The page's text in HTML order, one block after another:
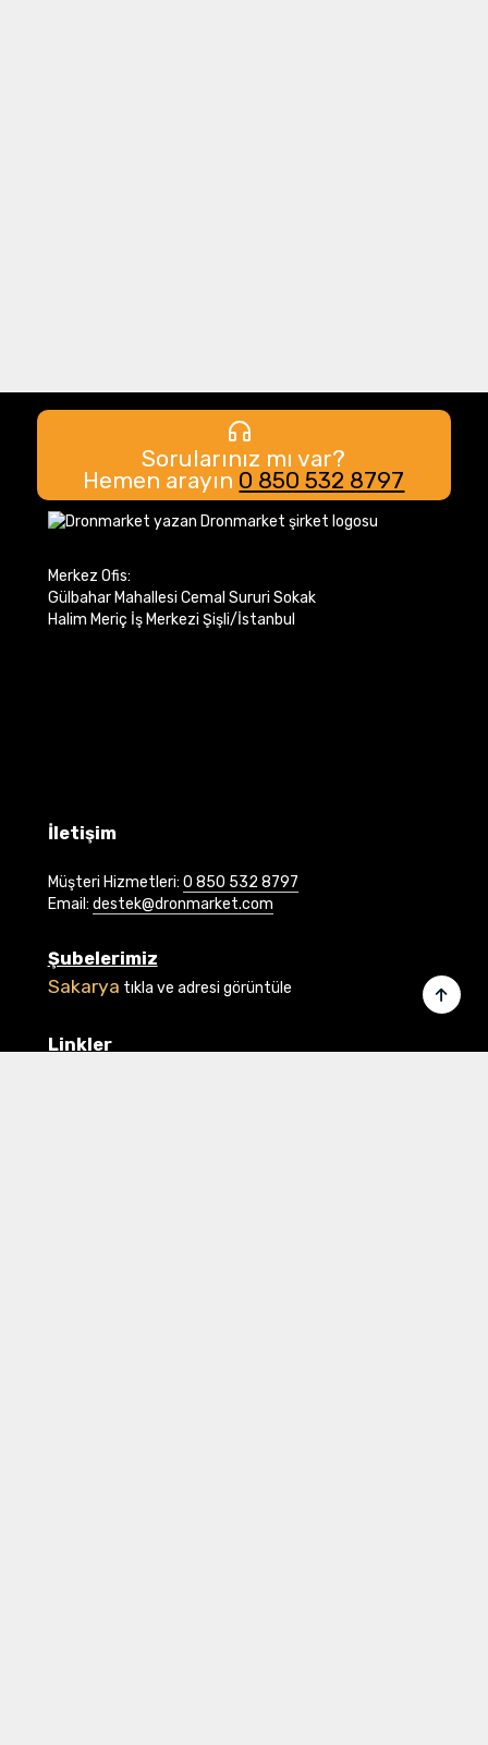
Sorularınız mı var?
Hemen arayın 0 850 532 8797
Merkez Ofis:
Gülbahar Mahallesi Cemal Sururi Sokak
Halim Meriç İş Merkezi Şişli/İstanbul
İletişim
Müşteri Hizmetleri: 0 850 532 8797
Email: destek@dronmarket.com
Şubelerimiz
Sakarya tıkla ve adresi görüntüle
Linkler